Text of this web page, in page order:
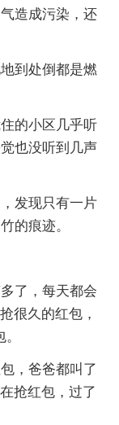
造成污染，还
到处倒都是燃
的小区几乎听
也没听到几声
发现只有一片
的痕迹。
了，每天都会
很久的红包，
，爸爸都叫了
抢红包，过了